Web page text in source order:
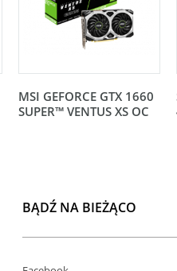
MSI GEFORCE GTX 1660
SUPER™ VENTUS XS OC
BĄDŹ NA BIEŻĄCO